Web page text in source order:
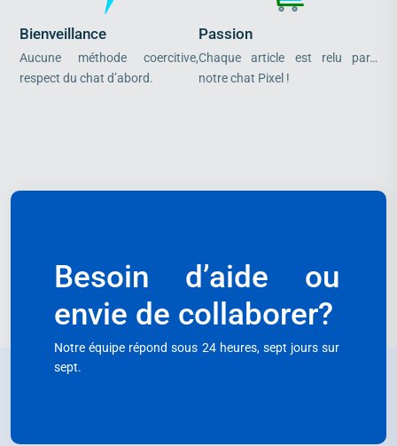
Bienveillance
Aucune méthode coercitive,
respect du chat d’abord.
Passion
Chaque article est relu par…
notre chat Pixel !
Besoin d’aide ou
envie de collaborer?
Notre équipe répond sous 24 heures, sept jours sur
sept.